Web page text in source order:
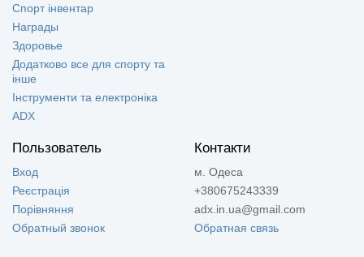
Спорт інвентар
Награды
Здоровье
Додатково все для спорту та
інше
Інструменти та електроніка
ADX
Пользователь
Вход
Реєстрація
Порівняння
Обратный звонок
Контакти
м. Одеса
+380675243339
adx.in.ua@gmail.com
Обратная связь